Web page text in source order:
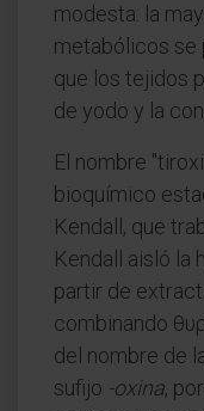
modesta: la
metabólicos se
que los tejidos
de yodo y la
El nombre
bioquímico
Kendall, que
Kendall aisló la
partir de
combinando
del nombre de
sufijo -oxina,